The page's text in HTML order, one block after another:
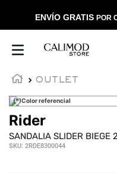
ENVÍO GRATIS POR
OUTLET
(*)Color referencial
Rider
SANDALIA SLIDER BIEGE
SKU: 2RDE8300044